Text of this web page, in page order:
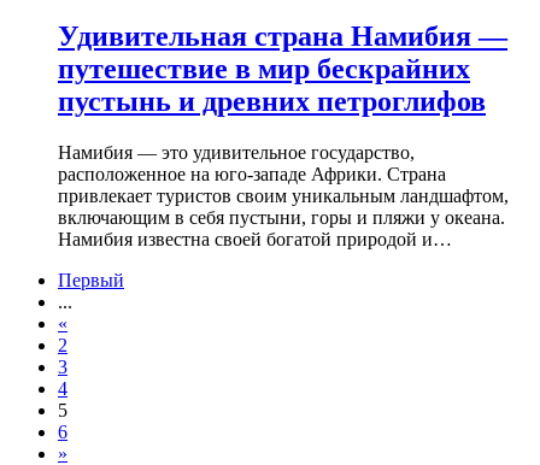
Удивительная страна Намибия —
путешествие в мир бескрайних
пустынь и древних петроглифов
Намибия — это удивительное государство,
расположенное на юго-западе Африки. Страна
привлекает туристов своим уникальным ландшафтом,
включающим в себя пустыни, горы и пляжи у океана.
Намибия известна своей богатой природой и…
Первый
...
«
2
3
4
5
6
»